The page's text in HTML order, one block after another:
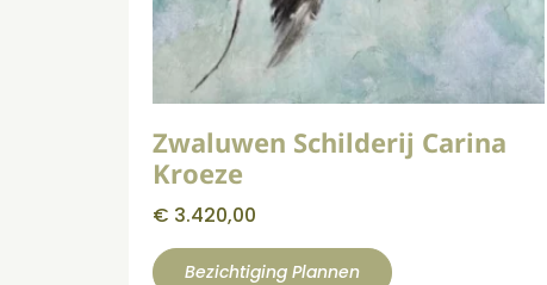
Zwaluwen Schilderij Carina
Kroeze
€ 3.420,00
Bezichtiging Plannen